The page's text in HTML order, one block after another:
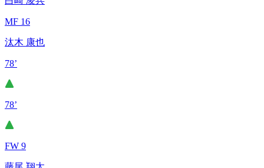
MF 16
汰木 康也
78’
78’
FW 9